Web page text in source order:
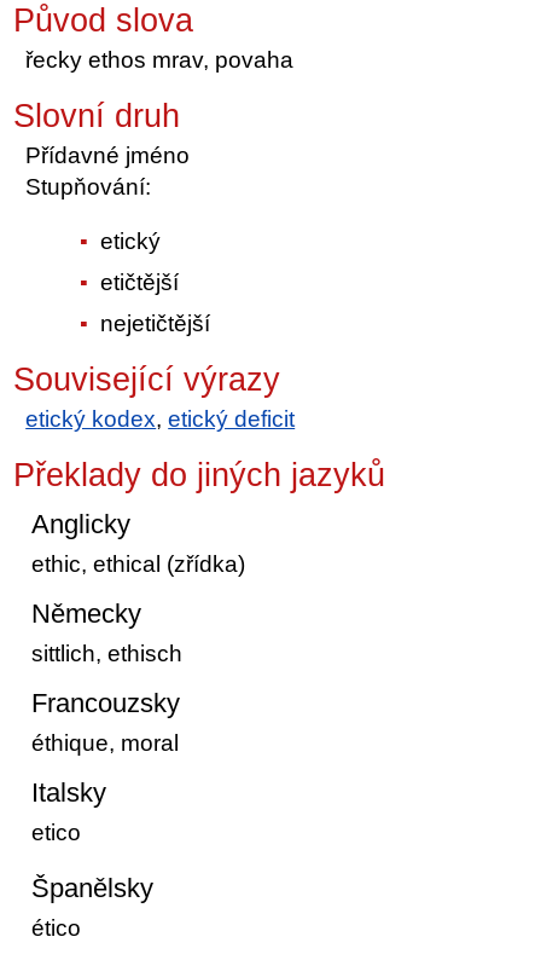
Původ slova
řecky ethos mrav, povaha
Slovní druh
Přídavné jméno
Stupňování:
etický
etičtější
nejetičtější
Související výrazy
etický kodex,etický deficit
Překlady do jiných jazyků
Anglicky
ethic, ethical (zřídka)
Německy
sittlich, ethisch
Francouzsky
éthique, moral
Italsky
etico
Španělsky
ético